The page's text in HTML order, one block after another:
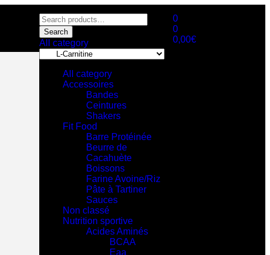
Search
All category
All category
Accessoires
Bandes
Ceintures
Shakers
Fit Food
Barre Protéinée
Beurre de
Cacahuète
Boissons
Farine Avoine/Riz
Pâte à Tartiner
Sauces
Non classé
Nutrition sportive
Acides Aminés
BCAA
Eaa
0
0
0,00€